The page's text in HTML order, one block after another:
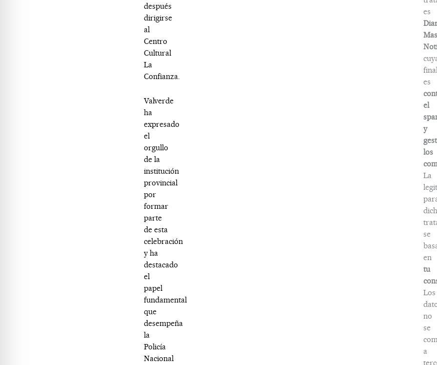
después
dirigirse
al
Centro
Cultural
La
Confianza.
Valverde
ha
expresado
el
orgullo
de la
institución
provincial
por
formar
parte
de esta
celebración
y ha
destacado
el
papel
fundamental
que
desempeña
la
Policía
Nacional
es
Mas
es
el
y
los
La
se
en
tu
Los
no
se
a